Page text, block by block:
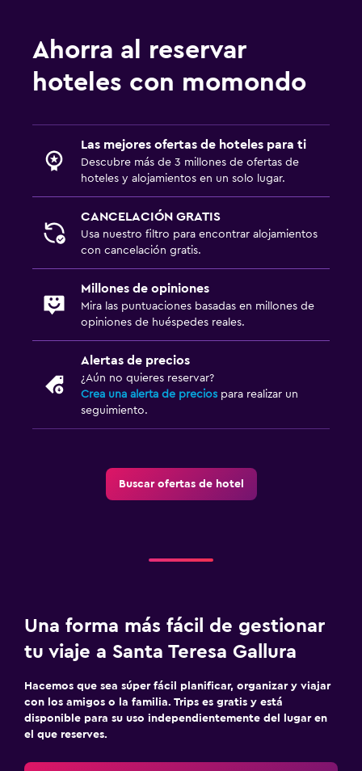
Ahorra al reservar
hoteles con momondo
Las mejores ofertas de hoteles para ti
Descubre más de 3 millones de ofertas de
hoteles y alojamientos en un solo lugar.
CANCELACIÓN GRATIS
Usa nuestro filtro para encontrar alojamientos
con cancelación gratis.
Millones de opiniones
Mira las puntuaciones basadas en millones de
opiniones de huéspedes reales.
Alertas de precios
¿Aún no quieres reservar?
Crea una alerta de precios para realizar un
seguimiento.
Buscar ofertas de hotel
Una forma más fácil de gestionar
tu viaje a Santa Teresa Gallura
Hacemos que sea súper fácil planificar, organizar y viajar
con los amigos o la familia. Trips es gratis y está
disponible para su uso independientemente del lugar en
el que reserves.